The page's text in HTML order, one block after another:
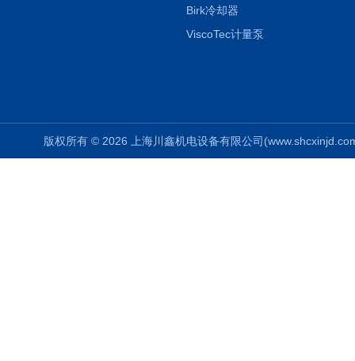
Birk冷却器
ViscoTec计量泵
版权所有 © 2026 上海川鑫机电设备有限公司